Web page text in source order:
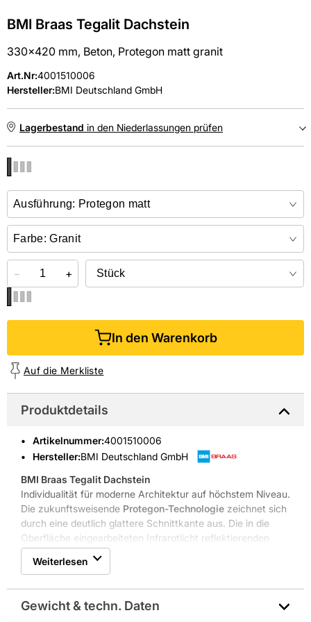
BMI Braas Tegalit Dachstein
330x420 mm, Beton, Protegon matt granit
Art.Nr:4001510006
Hersteller:BMI Deutschland GmbH
Lagerbestand in den Niederlassungen prüfen
Online kaufen &kostenlos
− +
In den Warenkorb
Auf die Merkliste
Produktdetails
Artikelnummer:4001510006
Hersteller:BMI Deutschland GmbH
BMI Braas Tegalit Dachstein
Individualität für moderne Architektur auf höchstem Niveau.
Die zukunftsweisende Protegon-Technologie zeichnet sich
durch eine deutlich glattere Schnittkante aus. Die in die
Oberfläche eingearbeiteten Infrarotlicht reflektierenden
Pigmente leisten bis zu 300 % mehr Wärmereflexion. Somit
kann die Temperatur auf der Unterseite des Dachsteins um
Anwendungs- und Produkteigenschaften
Weiterlesen
Gewicht & techn. Daten